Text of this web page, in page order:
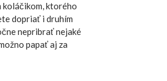
ktorého
dopriať i druhím
nepribrať nejaké
papať aj za